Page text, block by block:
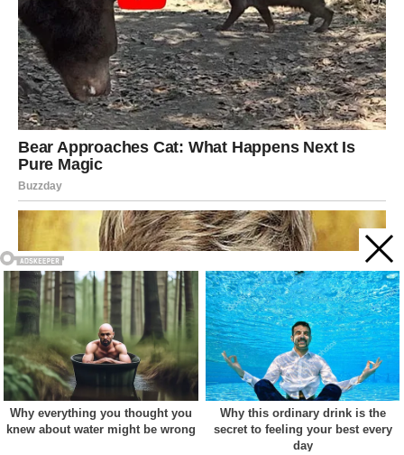
Acest site web folosește cookie-uri pentru a vă îmbunătăți
experiența. Vom presupune că sunteți de acord cu asta dacă
vă continuați navigarea.
Cookie settings ACCEPT